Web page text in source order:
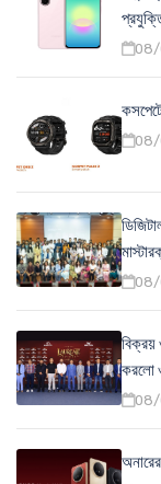
08/
08/
08/
বিক্রয়
করলো
08/